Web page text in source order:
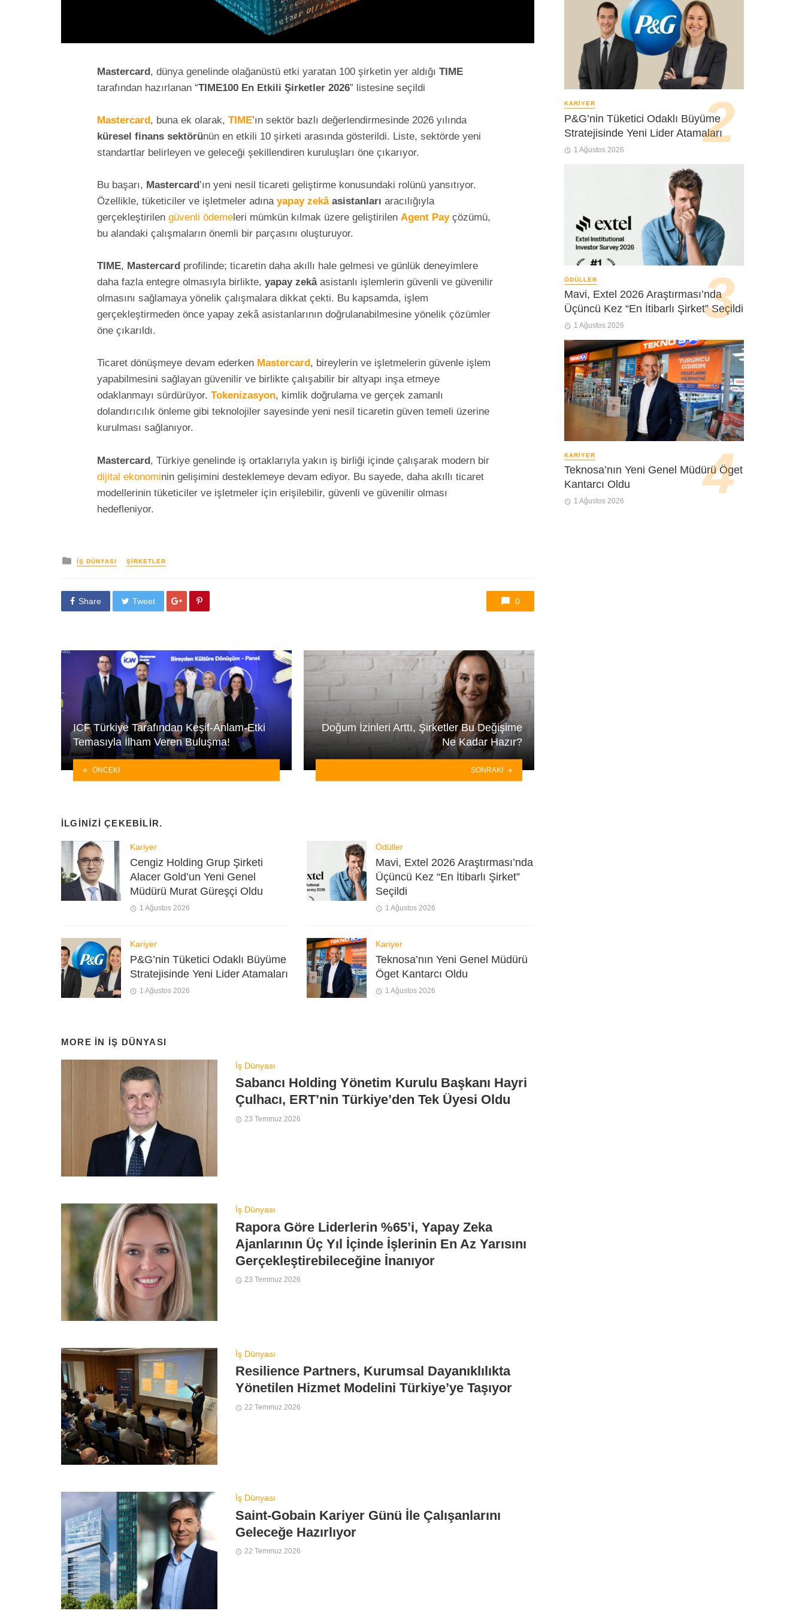
Mastercard, dünya genelinde olağanüstü etki yaratan 100 şirketin yer aldığı TIME
tarafından hazırlanan “TIME100 En Etkili Şirketler 2026” listesine seçildi
Mastercard, buna ek olarak, TIME’ın sektör bazlı değerlendirmesinde 2026 yılında
küresel finans sektörünün en etkili 10 şirketi arasında gösterildi. Liste, sektörde yeni
standartlar belirleyen ve geleceği şekillendiren kuruluşları öne çıkarıyor.
Bu başarı, Mastercard’ın yeni nesil ticareti geliştirme konusundaki rolünü yansıtıyor.
Özellikle, tüketiciler ve işletmeler adına yapay zekâasistanları aracılığıyla
gerçekleştirilen güvenli ödemeleri mümkün kılmak üzere geliştirilen Agent Payçözümü,
bu alandaki çalışmaların önemli bir parçasını oluşturuyor.
TIME, Mastercard profilinde; ticaretin daha akıllı hale gelmesi ve günlük deneyimlere
daha fazla entegre olmasıyla birlikte, yapay zekâasistanlı işlemlerin güvenli ve güvenilir
olmasını sağlamaya yönelik çalışmalara dikkat çekti. Bu kapsamda, işlem
gerçekleştirmeden önce yapay zekâ asistanlarının doğrulanabilmesine yönelik çözümler
öne çıkarıldı.
Ticaret dönüşmeye devam ederken Mastercard , bireylerin ve işletmelerin güvenle işlem
yapabilmesini sağlayan güvenilir ve birlikte çalışabilir bir altyapı inşa etmeye
odaklanmayı sürdürüyor. Tokenizasyon, kimlik doğrulama ve gerçek zamanlı
dolandırıcılık önleme gibi teknolojiler sayesinde yeni nesil ticaretin güven temeli üzerine
kurulması sağlanıyor.
Mastercard, Türkiye genelinde iş ortaklarıyla yakın iş birliği içinde çalışarak modern bir
dijital ekonominin gelişimini desteklemeye devam ediyor. Bu sayede, daha akıllı ticaret
modellerinin tüketiciler ve işletmeler için erişilebilir, güvenli ve güvenilir olması
hedefleniyor.
yayınlanan
İŞ DÜNYASI ŞIRKETLER
Share Tweet 0
ICF Türkiye Tarafından Keşif-Anlam-Etki
Temasıyla İlham Veren Buluşma!
ÖNCEKI
Doğum İzinleri Arttı, Şirketler Bu Değişime
Ne Kadar Hazır?
SONRAKI
İLGINIZI ÇEKEBILIR.
Kariyer
Cengiz Holding Grup Şirketi
Alacer Gold’un Yeni Genel
Müdürü Murat Güreşçi Oldu
1 Ağustos 2026
Kariyer
P&G’nin Tüketici Odaklı Büyüme
Stratejisinde Yeni Lider Atamaları
1 Ağustos 2026
Ödüller
Mavi, Extel 2026 Araştırması’nda
Üçüncü Kez “En İtibarlı Şirket”
Seçildi
1 Ağustos 2026
Kariyer
Teknosa’nın Yeni Genel Müdürü
Öget Kantarcı Oldu
1 Ağustos 2026
MORE IN İŞ DÜNYASI
İş Dünyası
Sabancı Holding Yönetim Kurulu Başkanı Hayri
Çulhacı, ERT’nin Türkiye’den Tek Üyesi Oldu
23 Temmuz 2026
İş Dünyası
Rapora Göre Liderlerin %65’i, Yapay Zeka
Ajanlarının Üç Yıl İçinde İşlerinin En Az Yarısını
Gerçekleştirebileceğine İnanıyor
23 Temmuz 2026
İş Dünyası
Resilience Partners, Kurumsal Dayanıklılıkta
Yönetilen Hizmet Modelini Türkiye’ye Taşıyor
22 Temmuz 2026
İş Dünyası
Saint-Gobain Kariyer Günü İle Çalışanlarını
Geleceğe Hazırlıyor
22 Temmuz 2026
KARIYER
P&G’nin Tüketici Odaklı Büyüme
Stratejisinde Yeni Lider Atamaları
1 Ağustos 2026
ÖDÜLLER
Mavi, Extel 2026 Araştırması’nda
Üçüncü Kez “En İtibarlı Şirket” Seçildi
1 Ağustos 2026
KARIYER
Teknosa’nın Yeni Genel Müdürü Öget
Kantarcı Oldu
1 Ağustos 2026